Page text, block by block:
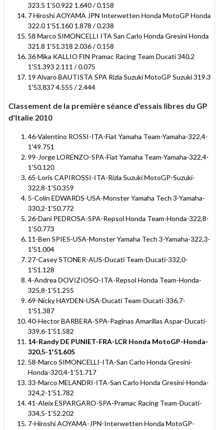
323.5 1'50.922 1.640 / 0.158
7 Hiroshi AOYAMA JPN Interwetten Honda MotoGP Honda
322.0 1'51.160 1.878 / 0.238
58 Marco SIMONCELLI ITA San Carlo Honda Gresini Honda
321.8 1'51.318 2.036 / 0.158
36 Mika KALLIO FIN Pramac Racing Team Ducati 340.2
1'51.393 2.111 / 0.075
19 Alvaro BAUTISTA SPA Rizla Suzuki MotoGP Suzuki 319.3
1'53.837 4.555 / 2.444
Classement de la première séance d'essais libres du GP
d'Italie 2010
46-Valentino ROSSI-ITA-Fiat Yamaha Team-Yamaha-322,4-
1'49.751
99-Jorge LORENZO-SPA-Fiat Yamaha Team-Yamaha-322,4-
1'50.120
65-Loris CAPIROSSI-ITA-Rizla Suzuki MotoGP-Suzuki-
322,8-1'50.359
5-Colin EDWARDS-USA-Monster Yamaha Tech 3-Yamaha-
330,2-1'50.772
26-Dani PEDROSA-SPA-Repsol Honda Team-Honda-322,8-
1'50.773
11-Ben SPIES-USA-Monster Yamaha Tech 3-Yamaha-322,3-
1'51.004
27-Casey STONER-AUS-Ducati Team-Ducati-332,0-
1'51.128
4-Andrea DOVIZIOSO-ITA-Repsol Honda Team-Honda-
325,8-1'51.255
69-Nicky HAYDEN-USA-Ducati Team-Ducati-336,7-
1'51.387
40-Hector BARBERA-SPA-Paginas Amarillas Aspar-Ducati-
339,6-1'51.582
14-Randy DE PUNIET-FRA-LCR Honda MotoGP-Honda-
320,5-1'51.605
58-Marco SIMONCELLI-ITA-San Carlo Honda Gresini-
Honda-320,4-1'51.717
33-Marco MELANDRI-ITA-San Carlo Honda Gresini-Honda-
324,2-1'51.782
41-Aleix ESPARGARO-SPA-Pramac Racing Team-Ducati-
334,5-1'52.202
7-Hiroshi AOYAMA-JPN-Interwetten Honda MotoGP-